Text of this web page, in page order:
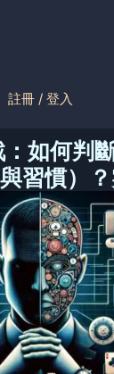
註冊 / 登入
如何判
習慣）？